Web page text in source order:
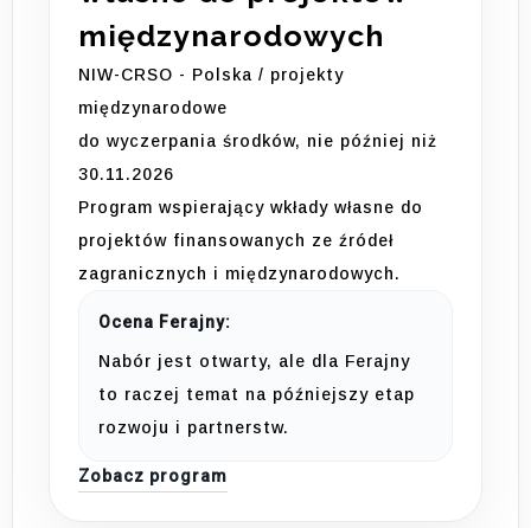
międzynarodowych
NIW-CRSO - Polska / projekty
międzynarodowe
do wyczerpania środków, nie później niż
30.11.2026
Program wspierający wkłady własne do
projektów finansowanych ze źródeł
zagranicznych i międzynarodowych.
Ocena Ferajny:
Nabór jest otwarty, ale dla Ferajny
to raczej temat na późniejszy etap
rozwoju i partnerstw.
Zobacz program